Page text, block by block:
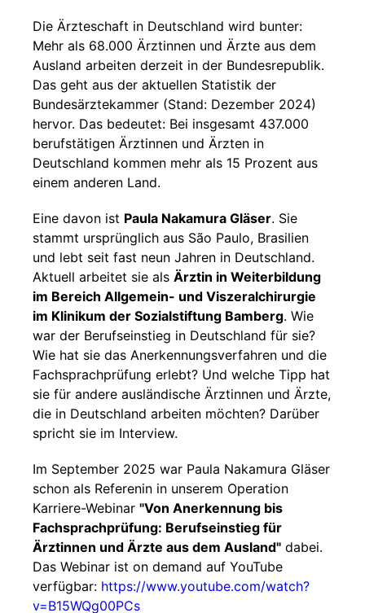
Die Ärzteschaft in Deutschland wird bunter:
Mehr als 68.000 Ärztinnen und Ärzte aus dem
Ausland arbeiten derzeit in der Bundesrepublik.
Das geht aus der aktuellen Statistik der
Bundesärztekammer (Stand: Dezember 2024)
hervor. Das bedeutet: Bei insgesamt 437.000
berufstätigen Ärztinnen und Ärzten in
Deutschland kommen mehr als 15 Prozent aus
einem anderen Land.
Eine davon ist Paula Nakamura Gläser. Sie
stammt ursprünglich aus São Paulo, Brasilien
und lebt seit fast neun Jahren in Deutschland.
Aktuell arbeitet sie als Ärztin in Weiterbildung
im Bereich Allgemein- und Viszeralchirurgie
im Klinikum der Sozialstiftung Bamberg. Wie
war der Berufseinstieg in Deutschland für sie?
Wie hat sie das Anerkennungsverfahren und die
Fachsprachprüfung erlebt? Und welche Tipp hat
sie für andere ausländische Ärztinnen und Ärzte,
die in Deutschland arbeiten möchten? Darüber
spricht sie im Interview.
Im September 2025 war Paula Nakamura Gläser
schon als Referenin in unserem Operation
Karriere-Webinar "Von Anerkennung bis
Fachsprachprüfung: Berufseinstieg für
Ärztinnen und Ärzte aus dem Ausland" dabei.
Das Webinar ist on demand auf YouTube
verfügbar: https://www.youtube.com/watch?
v=B15WQg00PCs